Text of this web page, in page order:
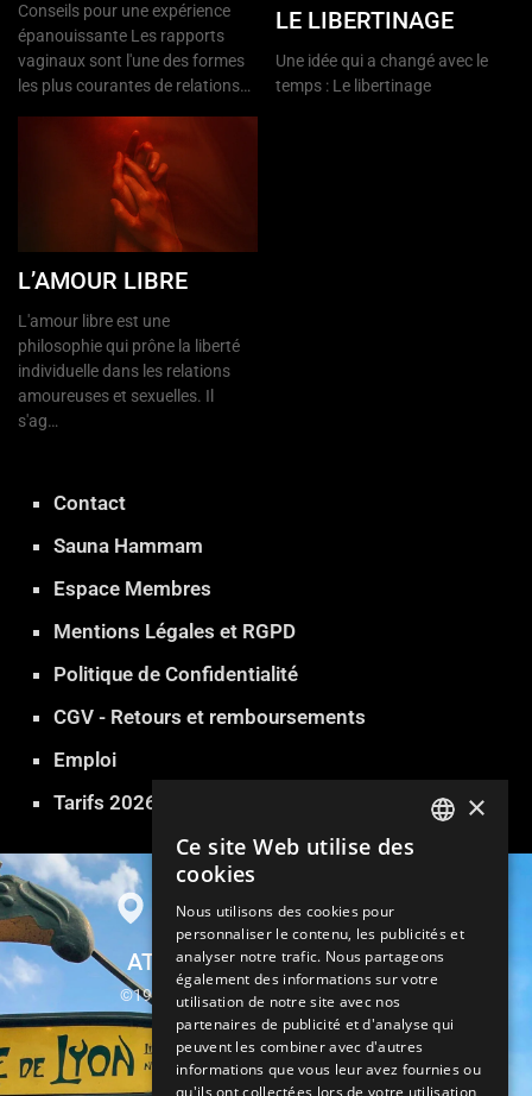
Conseils pour une expérience
épanouissante Les rapports
vaginaux sont l'une des formes
les plus courantes de relations…
LE LIBERTINAGE
Une idée qui a changé avec le
temps : Le libertinage
L’AMOUR LIBRE
L'amour libre est une
philosophie qui prône la liberté
individuelle dans les relations
amoureuses et sexuelles. Il
s'ag…
Contact
Sauna Hammam
Espace Membres
Mentions Légales et RGPD
Politique de Confidentialité
CGV - Retours et remboursements
Emploi
Tarifs 2026
ATLANTIDE SAUNA PARIS
©1999-2026 Atlantide Sauna Hammam
13, rue Parrot 75012 Paris
Métro Gare de Lyon
FRENCH
GERMAN
ITALIAN
SPANISH
TURKISH
×
Ce site Web utilise des
cookies
Nous utilisons des cookies pour
personnaliser le contenu, les publicités et
analyser notre trafic. Nous partageons
également des informations sur votre
utilisation de notre site avec nos
partenaires de publicité et d'analyse qui
peuvent les combiner avec d'autres
informations que vous leur avez fournies ou
qu'ils ont collectées lors de votre utilisation